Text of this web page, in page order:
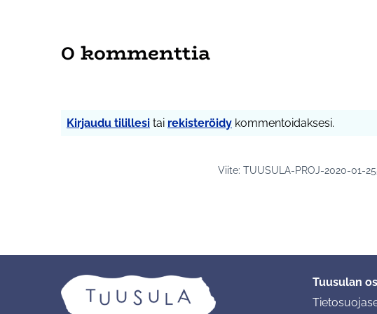
0 kommenttia
Kirjaudu tilillesi tai rekisteröidy kommentoidaksesi.
Viite: TUUSULA-PROJ-2020-01-
Tuusulan